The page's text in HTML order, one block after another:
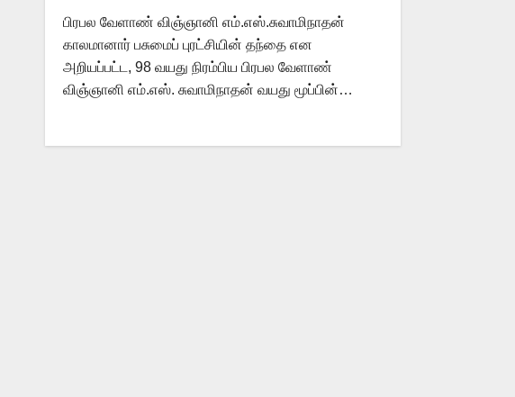
பிரபல வேளாண் விஞ்ஞானி எம்.எஸ்.சுவாமிநாதன்
காலமானார் பசுமைப் புரட்சியின் தந்தை என
அறியப்பட்ட, 98 வயது நிரம்பிய பிரபல வேளாண்
விஞ்ஞானி எம்.எஸ். சுவாமிநாதன் வயது மூப்பின்…